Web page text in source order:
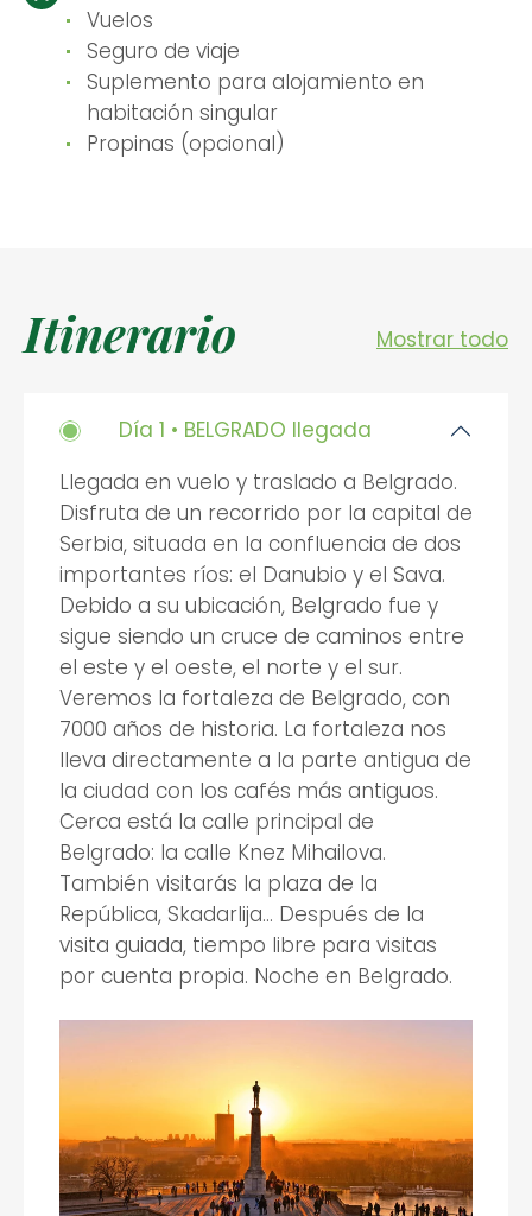
Vuelos
Seguro de viaje
Suplemento para alojamiento en
habitación singular
Propinas (opcional)
Itinerario Mostrar todo
Día 1 • BELGRADO llegada
Llegada en vuelo y traslado a Belgrado.
Disfruta de un recorrido por la capital de
Serbia, situada en la confluencia de dos
importantes ríos: el Danubio y el Sava.
Debido a su ubicación, Belgrado fue y
sigue siendo un cruce de caminos entre
el este y el oeste, el norte y el sur.
Veremos la fortaleza de Belgrado, con
7000 años de historia. La fortaleza nos
lleva directamente a la parte antigua de
la ciudad con los cafés más antiguos.
Cerca está la calle principal de
Belgrado: la calle Knez Mihailova.
También visitarás la plaza de la
República, Skadarlija... Después de la
visita guiada, tiempo libre para visitas
por cuenta propia. Noche en Belgrado.